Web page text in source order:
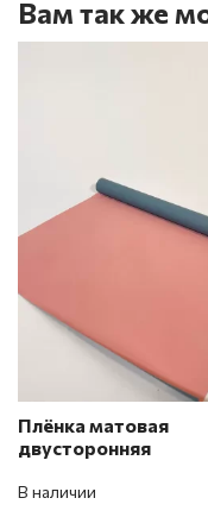
Вам так же
Плёнка матовая
двусторонняя
В наличии